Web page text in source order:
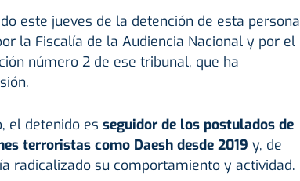
este jueves de la detención de esta persona
la Fiscalía de la Audiencia Nacional y por el
número 2 de ese tribunal, que ha
el detenido es seguidor de los postulados de
terroristas como Daesh desde 2019 y, de
radicalizado su comportamiento y actividad.